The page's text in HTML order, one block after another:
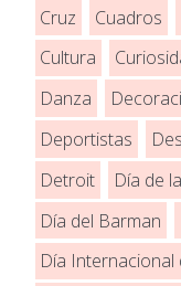
Cruz
Cuadros
Cultura
Danza
Deportistas
Detroit
Día de
Día del Barman
Día Internacional